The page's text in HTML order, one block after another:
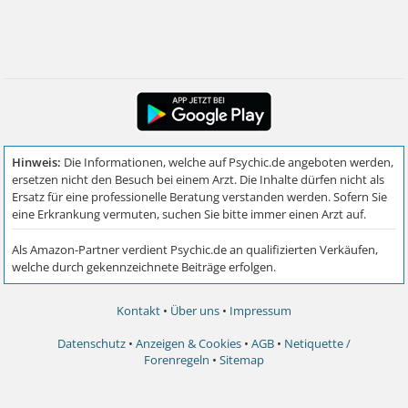
Kontakt • Über uns • Impressum
Datenschutz • Anzeigen & Cookies • AGB • Netiquette /
Forenregeln • Sitemap